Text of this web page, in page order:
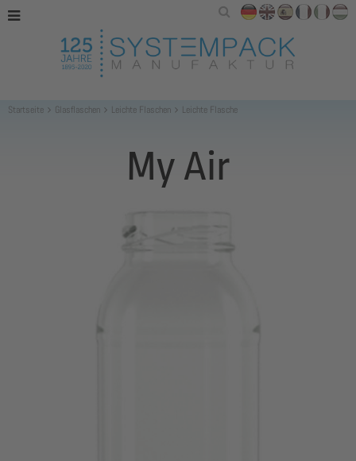
Startseite Glasflaschen Leichte Flaschen Leichte Flasche
My Air